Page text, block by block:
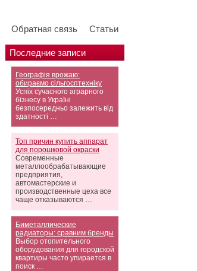
Обратная связь Статьи
Последние записи
Географія врожаю:
обираємо сільгосптехніку
Успіх сучасного аграрного
бізнесу в Україні
безпосередньо залежить від
здатності …
Топ причин купить аппарат
для порошковой окраски
Современные
металлообрабатывающие
предприятия,
автомастерские и
производственные цеха все
чаще отказываются …
Биметаллические
радиаторы: сравним бренды
Выбор отопительного
оборудования для городской
квартиры часто упирается в
поиск …